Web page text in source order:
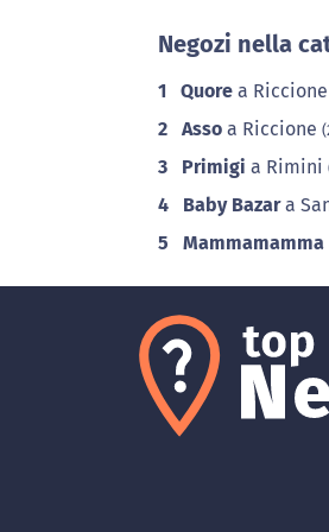
Negozi nella
1 Quore a Riccione
2 Asso a Riccione
3 Primigi a Rimini
4 Baby Bazara
5 Mammamamma